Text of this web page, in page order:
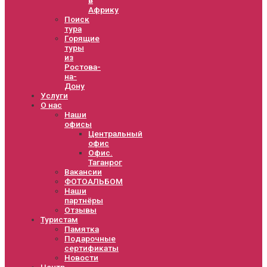
Африку
Поиск
тура
Горящие
туры
из
Ростова-
на-
Дону
Услуги
О нас
Наши
офисы
Центральный
офис
Офис.
Таганрог
Вакансии
ФОТОАЛЬБОМ
Наши
партнёры
Отзывы
Туристам
Памятка
Подарочные
сертификаты
Новости